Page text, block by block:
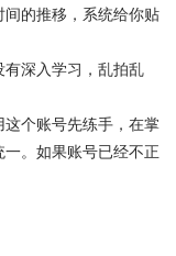
的推移，系统给你贴
有深入学习，乱拍乱
个账号先练手，在掌
。如果账号已经不正